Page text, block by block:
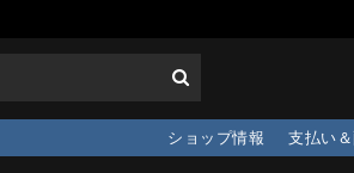
支払い
ショップ情報